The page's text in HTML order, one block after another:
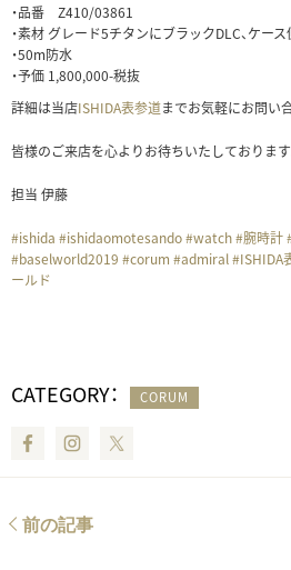
・品番 Z410/03861
・素材 グレード5チタンにブラックDLC、ケー
・50m防水
・予価 1,800,000-税抜
詳細は当店ISHIDA表参道までお気軽にお問い
皆様のご来店を心よりお待ちいたしております
担当 伊藤
#ishida #ishidaomotesando#watch#腕時計
#baselworld2019 #corum #admiral#ISHIDA
ールド
CATEGORY： CORUM
FacebookInstagram
前の記事